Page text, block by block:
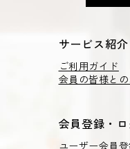
サービス紹介
ご利用ガイド
会員の皆様と
会員登録・
ユーザー会員